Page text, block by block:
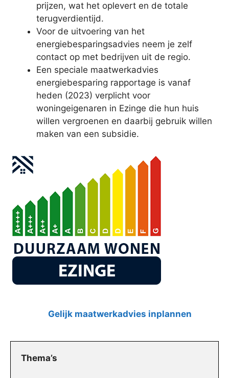
prijzen, wat het oplevert en de totale
terugverdientijd.
Voor de uitvoering van het
energiebesparingsadvies neem je zelf
contact op met bedrijven uit de regio.
Een speciale maatwerkadvies
energiebesparing rapportage is vanaf
heden (2023) verplicht voor
woningeigenaren in Ezinge die hun huis
willen vergroenen en daarbij gebruik willen
maken van een subsidie.
Gelijk maatwerkadvies inplannen
Thema’s